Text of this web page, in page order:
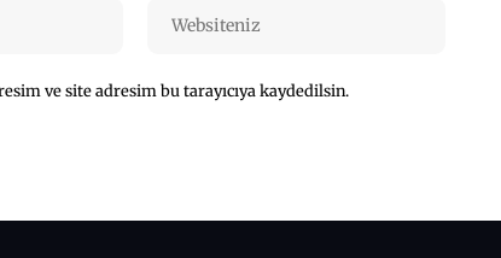
ve site adresim bu tarayıcıya kaydedilsin.